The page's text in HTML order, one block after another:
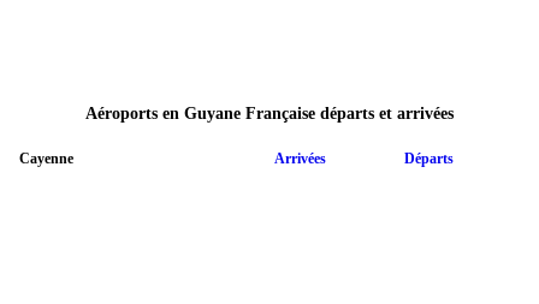
Aéroports en Guyane Française départs et arrivées
Cayenne Arrivées Départs